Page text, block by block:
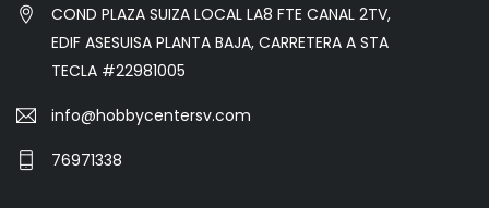
COND PLAZA SUIZA LOCAL LA8 FTE CANAL 2TV,
EDIF ASESUISA PLANTA BAJA, CARRETERA A STA
TECLA #22981005
info@hobbycentersv.com
76971338